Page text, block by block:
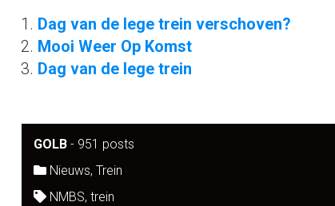
Dag van de lege trein verschoven?
Mooi Weer Op Komst
Dag van de lege trein
GOLB- 951 posts
Nieuws, Trein
NMBS, trein